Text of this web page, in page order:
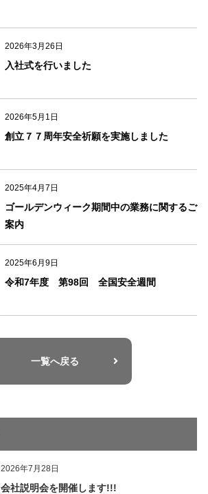
2026年3月26日
入社式を行いました
2026年5月1日
創立７７周年安全祈願を実施しました
2025年4月7日
ゴールデンウィーク期間中の業務に関するご
案内
2025年6月9日
令和7年度 第98回 全国安全週間
一覧へ戻る
2026年7月28日
会社説明会を開催します!!!